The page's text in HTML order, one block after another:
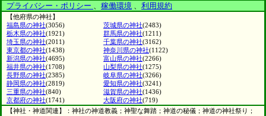
プライバシー・ポリシー 、 稼働環境 、 利用規約
【他府県の神社】
福島県の神社(3056) 茨城県の神社(2483)
栃木県の神社(1921) 群馬県の神社(1211)
埼玉県の神社(2011) 千葉県の神社(3162)
東京都の神社(1438) 神奈川県の神社(1122)
新潟県の神社(4695) 富山県の神社(2266)
福井県の神社(1708) 山梨県の神社(1275)
長野県の神社(2385) 岐阜県の神社(3266)
静岡県の神社(2819) 愛知県の神社(3241)
三重県の神社(840) 滋賀県の神社(1436)
京都府の神社(1741) 大阪府の神社(719)
【神社・神道関連】：神社の神道教義；神聖な舞踏；神道の秘儀；神道の神社祭り；